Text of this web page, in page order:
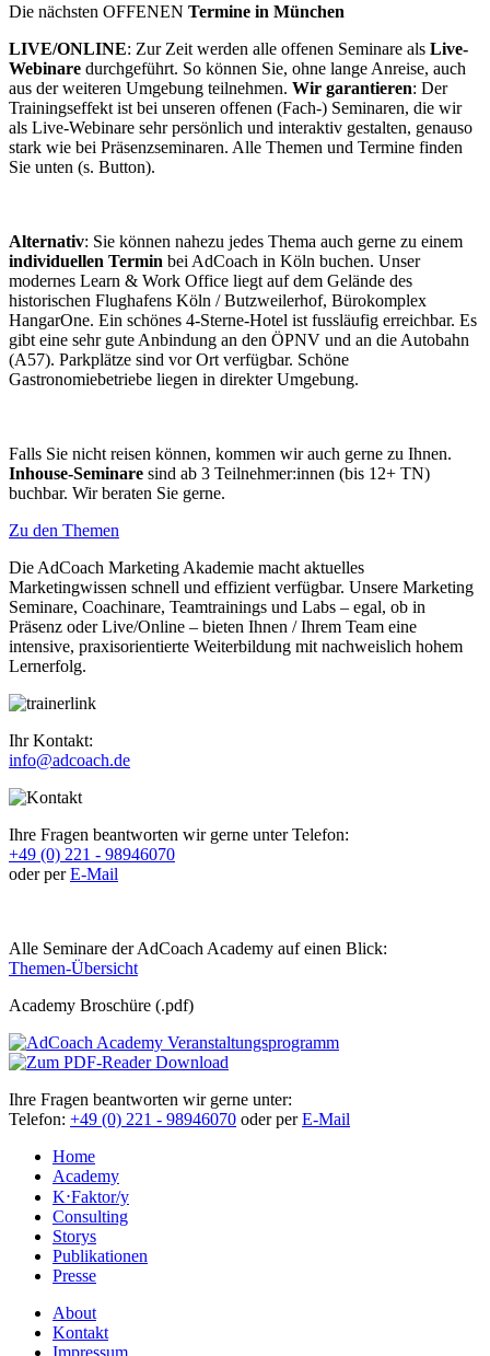
Die nächsten OFFENEN Termine in München
LIVE/ONLINE: Zur Zeit werden alle offenen Seminare als Live-
Webinare durchgeführt. So können Sie, ohne lange Anreise, auch
aus der weiteren Umgebung teilnehmen. Wir garantieren: Der
Trainingseffekt ist bei unseren offenen (Fach-) Seminaren, die wir
als Live-Webinare sehr persönlich und interaktiv gestalten, genauso
stark wie bei Präsenzseminaren. Alle Themen und Termine finden
Sie unten (s. Button).
Alternativ: Sie können nahezu jedes Thema auch gerne zu einem
individuellen Termin bei AdCoach in Köln buchen. Unser
modernes Learn & Work Office liegt auf dem Gelände des
historischen Flughafens Köln / Butzweilerhof, Bürokomplex
HangarOne. Ein schönes 4-Sterne-Hotel ist fussläufig erreichbar. Es
gibt eine sehr gute Anbindung an den ÖPNV und an die Autobahn
(A57). Parkplätze sind vor Ort verfügbar. Schöne
Gastronomiebetriebe liegen in direkter Umgebung.
Falls Sie nicht reisen können, kommen wir auch gerne zu Ihnen.
Inhouse-Seminare sind ab 3 Teilnehmer:innen (bis 12+ TN)
buchbar. Wir beraten Sie gerne.
Zu den Themen
Die AdCoach Marketing Akademie macht aktuelles
Marketingwissen schnell und effizient verfügbar. Unsere Marketing
Seminare, Coachinare, Teamtrainings und Labs – egal, ob in
Präsenz oder Live/Online – bieten Ihnen / Ihrem Team eine
intensive, praxisorientierte Weiterbildung mit nachweislich hohem
Lernerfolg.
Ihr Kontakt:
info@adcoach.de
Ihre Fragen beantworten wir gerne unter Telefon:
+49 (0) 221 - 98946070
oder perE-Mail
Alle Seminare der AdCoach Academy auf einen Blick:
Themen-Übersicht
Academy Broschüre (.pdf)
Ihre Fragen beantworten wir gerne unter:
Telefon: +49 (0) 221 - 98946070 oder perE-Mail
Home
Academy
K⋅Faktor/y
Consulting
Storys
Publikationen
Presse
About
Kontakt
Impressum